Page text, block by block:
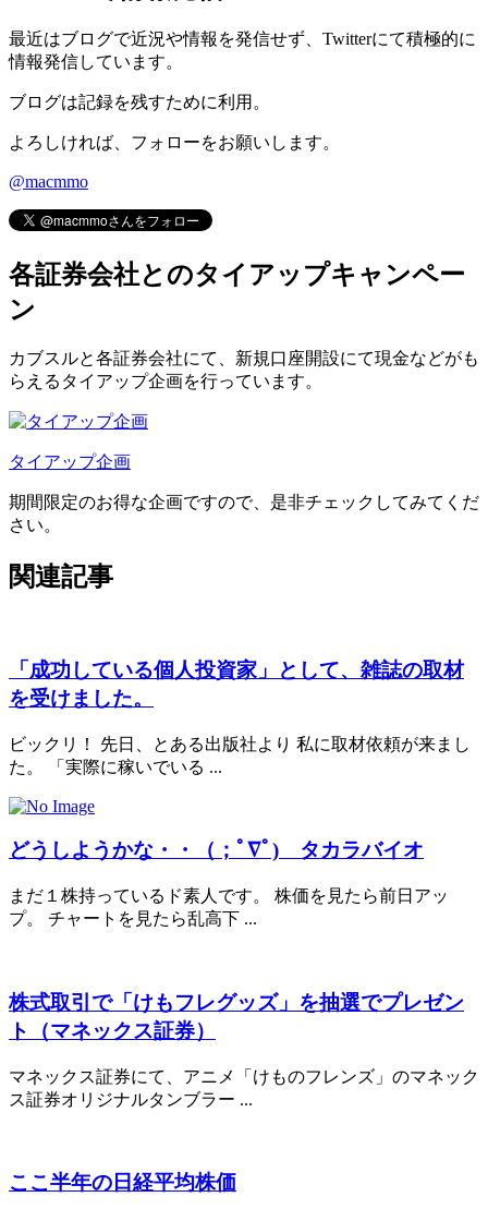
最近はブログで近況や情報を発信せず、Twitterにて積極的に
情報発信しています。
ブログは記録を残すために利用。
よろしければ、フォローをお願いします。
@macmmo
各証券会社とのタイアップキャンペー
ン
カブスルと各証券会社にて、 新規口座開設にて現金などがも
らえるタイアップ企画を行っています。
タイアップ企画
期間限定のお得な企画ですので、是非チェックしてみてくだ
さい。
関連記事
「成功している個人投資家」として、雑誌の取材
を受けました。
ビックリ！ 先日、とある出版社より 私に取材依頼が来まし
た。 「実際に稼いでいる ...
どうしようかな・・（；ﾟ∇ﾟ) タカラバイオ
まだ１株持っているド素人です。 株価を見たら前日アッ
プ。 チャートを見たら乱高下 ...
株式取引で「けもフレグッズ」を抽選でプレゼン
ト（マネックス証券）
マネックス証券にて、アニメ「けものフレンズ」のマネック
ス証券オリジナルタンブラー ...
ここ半年の日経平均株価